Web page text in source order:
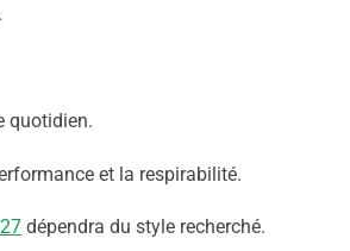
quotidien.
et la respirabilité.
dépendra du style recherché.